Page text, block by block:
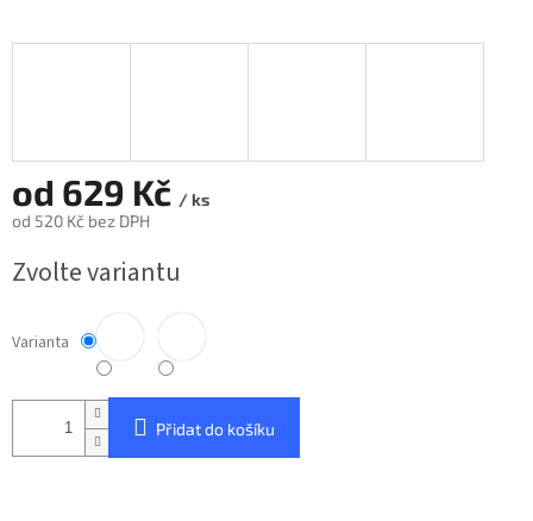
od 629 Kč / ks
od 520 Kč bez DPH
cena:
Zvolte variantu
Varianta
Přidat do košíku